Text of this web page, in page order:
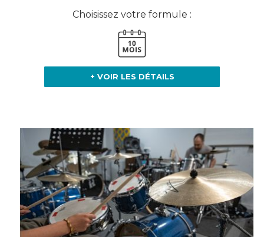
Choisissez votre formule :
+ VOIR LES DÉTAILS